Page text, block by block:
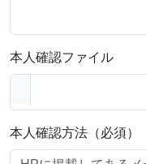
本人確認ファイル
本人確認方法（必須）